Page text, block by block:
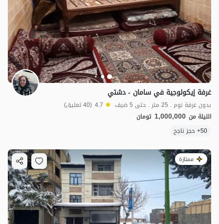
غرفة إيكولوجية في سامان - دشتي
بدون غرفة نوم . 25 متر . حتى 5 ضيف 4.7 (40 تعليق)
الليلة من 1,000,000 تومان
50+ حجز ناجح
ممتازة